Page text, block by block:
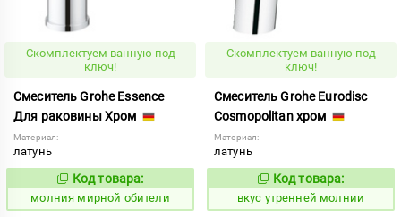
Скомплектуем ванную под
ключ!
Смеситель Grohe Essence
Для раковины Хром
Материал:
латунь
Код:
1007187
Код товара:
молния мирной обители
Скомплектуем ванную под
ключ!
Смеситель Grohe Eurodisc
Cosmopolitan хром
Материал:
латунь
Код:
185553
Код товара:
вкус утренней молнии